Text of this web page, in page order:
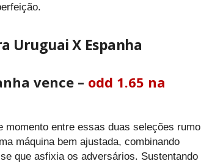
Uruguai X Espanha
vence – odd 1.65 na
entre essas duas seleções rumo
máquina bem ajustada, combinando
que asfixia os adversários. Sustentando